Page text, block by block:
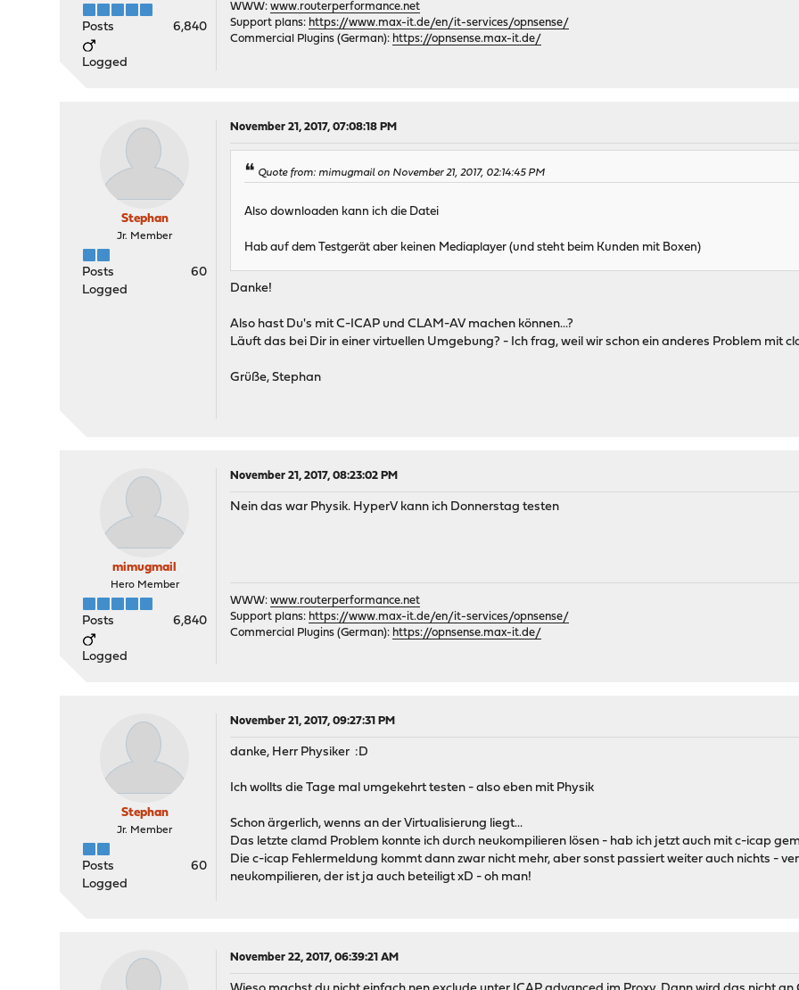
Posts 6,840
Logged
WWW:www.routerperformance.net
Support plans: https://www.max-it.de/en/it-services/opnsense/
Commercial Plugins (German): https://opnsense.max-it.de/
Stephan
Jr. Member
Posts
60
Logged
November 21, 2017, 07:08:18 PM
Quote from: mimugmail on November 21, 2017, 02:14:45 PM
Also downloaden kann ich die Datei
Hab auf dem Testgerät aber keinen Mediaplayer (und steht beim Kunden mit Boxen)
Danke!
Also hast Du's mit C-ICAP und CLAM-AV machen können...?
Läuft das bei Dir in einer virtuellen Umgebung? - Ich frag, weil wir schon ein anderes Problem mit
Grüße, Stephan
mimugmail
Hero Member
Posts 6,840
Logged
November 21, 2017, 08:23:02 PM
Nein das war Physik. HyperV kann ich Donnerstag testen
WWW:www.routerperformance.net
Support plans: https://www.max-it.de/en/it-services/opnsense/
Commercial Plugins (German): https://opnsense.max-it.de/
Stephan
Jr. Member
Posts
60
Logged
November 21, 2017, 09:27:31 PM
danke, Herr Physiker :D
Ich wollts die Tage mal umgekehrt testen - also eben mit Physik
Schon ärgerlich, wenns an der Virtualisierung liegt...
Das letzte clamd Problem konnte ich durch neukompilieren lösen - hab ich jetzt auch mit c-icap
Die c-icap Fehlermeldung kommt dann zwar nicht mehr, aber sonst passiert weiter auch nichts -
neukompilieren, der ist ja auch beteiligt xD - oh man!
November 22, 2017, 06:39:21 AM